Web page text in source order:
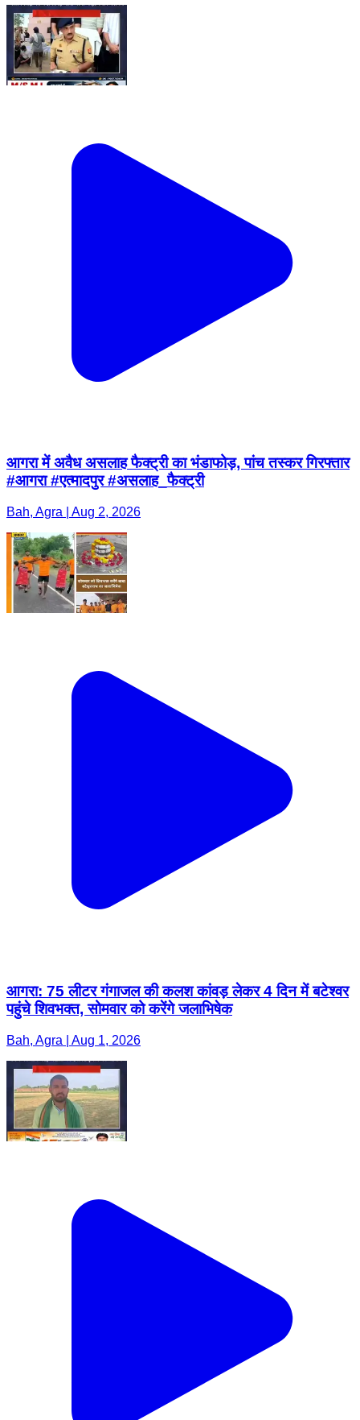
आगरा में अवैध असलाह फैक्ट्री का भंडाफोड़, पांच तस्कर गिरफ्तार
#आगरा #एत्मादपुर #असलाह_फैक्ट्री
Bah, Agra | Aug 2, 2026
आगरा: 75 लीटर गंगाजल की कलश कांवड़ लेकर 4 दिन में बटेश्वर
पहुंचे शिवभक्त, सोमवार को करेंगे जलाभिषेक
Bah, Agra | Aug 1, 2026